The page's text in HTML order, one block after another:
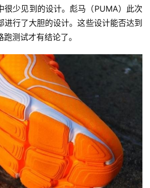
很少见到的设计。彪马（PUMA）此次
进行了大胆的设计。这些设计能否达到
测试才有结论了。